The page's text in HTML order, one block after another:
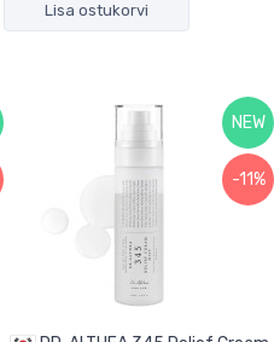
Lisa ostukorvi
NEW
-11%